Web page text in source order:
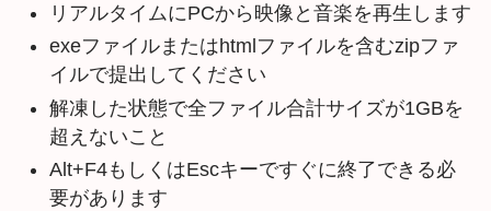
リアルタイムにPCから映像と音楽を再生します
exeファイルまたはhtmlファイルを含むzipファ
イルで提出してください
解凍した状態で全ファイル合計サイズが1GBを
超えないこと
Alt+F4もしくはEscキーですぐに終了できる必
要があります